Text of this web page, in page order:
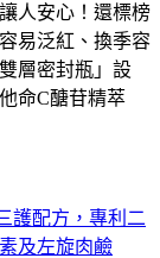
人安心！還標榜
易泛紅、換季容
層密封瓶」設
命C醣苷精萃
護配方，專利二
及左旋肉鹼